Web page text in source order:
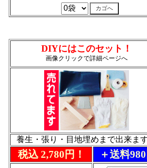
DIYにはこのセット！
画像クリックで詳細ページへ
養生・張り・目地埋めまで出来ます
税込 2,780円！ ＋送料